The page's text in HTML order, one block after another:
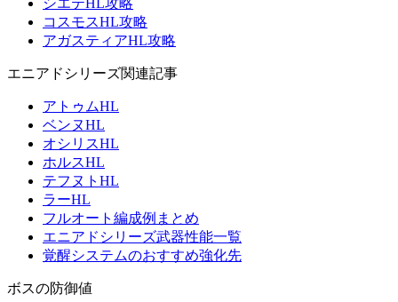
シエテHL攻略
コスモスHL攻略
アガスティアHL攻略
エニアドシリーズ関連記事
アトゥムHL
ベンヌHL
オシリスHL
ホルスHL
テフヌトHL
ラーHL
フルオート編成例まとめ
エニアドシリーズ武器性能一覧
覚醒システムのおすすめ強化先
ボスの防御値